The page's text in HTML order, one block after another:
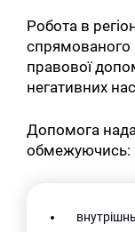
Робота в
спрямованого
правової
негативних
Допомога
обмежуючись: